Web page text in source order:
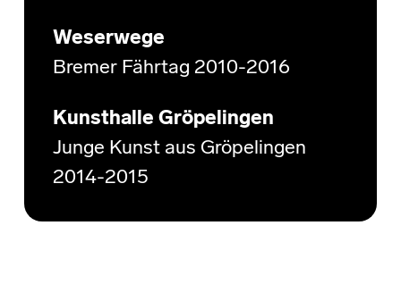
Weserwege
Bremer Fährtag 2010-2016
Kunsthalle Gröpelingen
Junge Kunst aus Gröpelingen
2014-2015